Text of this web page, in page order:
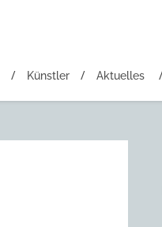
Künstler Aktuelles